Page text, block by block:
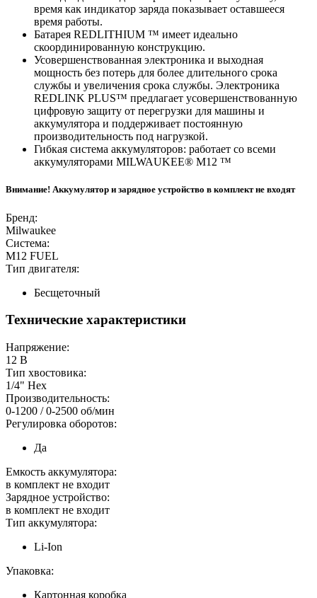
время как индикатор заряда показывает оставшееся
время работы.
Батарея REDLITHIUM ™ имеет идеально
скоординированную конструкцию.
Усовершенствованная электроника и выходная
мощность без потерь для более длительного срока
службы и увеличения срока службы. Электроника
REDLINK PLUS™ предлагает усовершенствованную
цифровую защиту от перегрузки для машины и
аккумулятора и поддерживает постоянную
производительность под нагрузкой.
Гибкая система аккумуляторов: работает со всеми
аккумуляторами MILWAUKEE® M12 ™
Внимание! Аккумулятор и зарядное устройство в комплект не входят
Бренд:
Milwaukee
Система:
М12 FUEL
Тип двигателя:
Бесщеточный
Технические характеристики
Напряжение:
12 В
Тип хвостовика:
1/4" Hex
Производительность:
0-1200 / 0-2500 об/мин
Регулировка оборотов:
Да
Емкость аккумулятора:
в комплект не входит
Зарядное устройство:
в комплект не входит
Тип аккумулятора:
Li-Ion
Упаковка:
Картонная коробка